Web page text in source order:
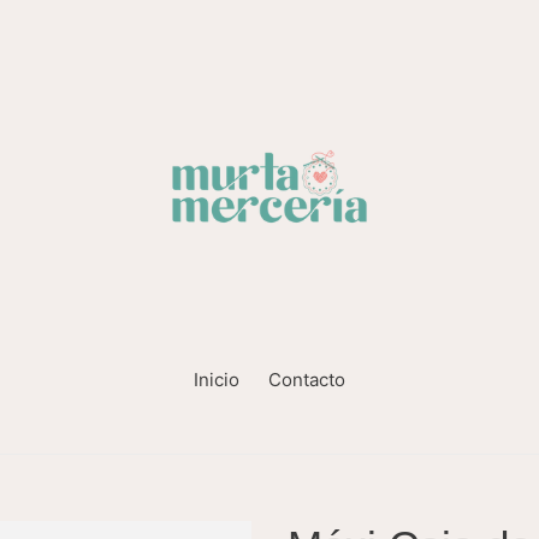
Inicio Contacto